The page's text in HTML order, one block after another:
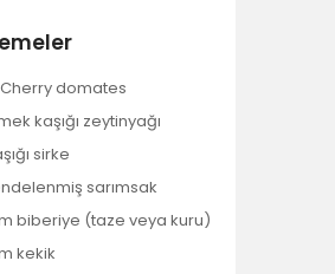
domates
kaşığı zeytinyağı
sirke
sarımsak
biberiye (taze veya kuru)
kekik